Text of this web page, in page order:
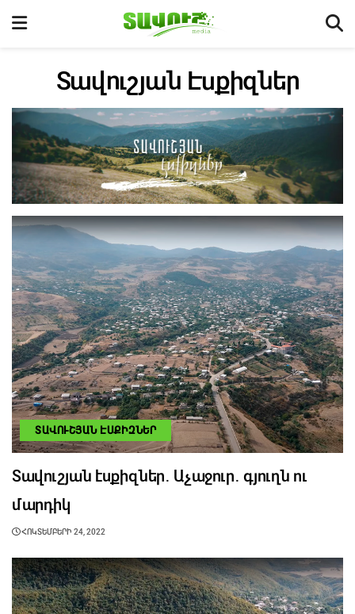
Տավուշյան Էսքիզներ
ՏԱՎՈՒՇՅԱՆ ԷՍՔԻԶՆԵՐ
Տավուշյան էսքիզներ․ Աչաջուր․ գյուղն ու
մարդիկ
ՀՈԿՏԵՄԲԵՐԻ 24, 2022